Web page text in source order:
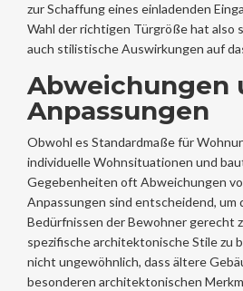
zur Schaffung eines einladenden
Wahl der richtigen Türgröße hat also
auch stilistische Auswirkungen auf
Abweichungen
Anpassungen
Obwohl es Standardmaße für
individuelle Wohnsituationen und
Gegebenheiten oft Abweichungen
Anpassungen sind entscheidend, um
Bedürfnissen der Bewohner gerecht
spezifische architektonische Stile zu
nicht ungewöhnlich, dass ältere
besonderen architektonischen